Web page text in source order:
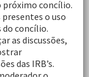
próximo concílio.
o uso
do concílio.
as discussões,
das IRB’s.